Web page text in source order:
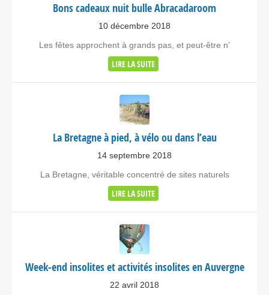
Bons cadeaux nuit bulle Abracadaroom
10 décembre 2018
Les fêtes approchent à grands pas, et peut-être n’
LIRE LA SUITE
La Bretagne à pied, à vélo ou dans l’eau
14 septembre 2018
La Bretagne, véritable concentré de sites naturels
LIRE LA SUITE
Week-end insolites et activités insolites en Auvergne
22 avril 2018